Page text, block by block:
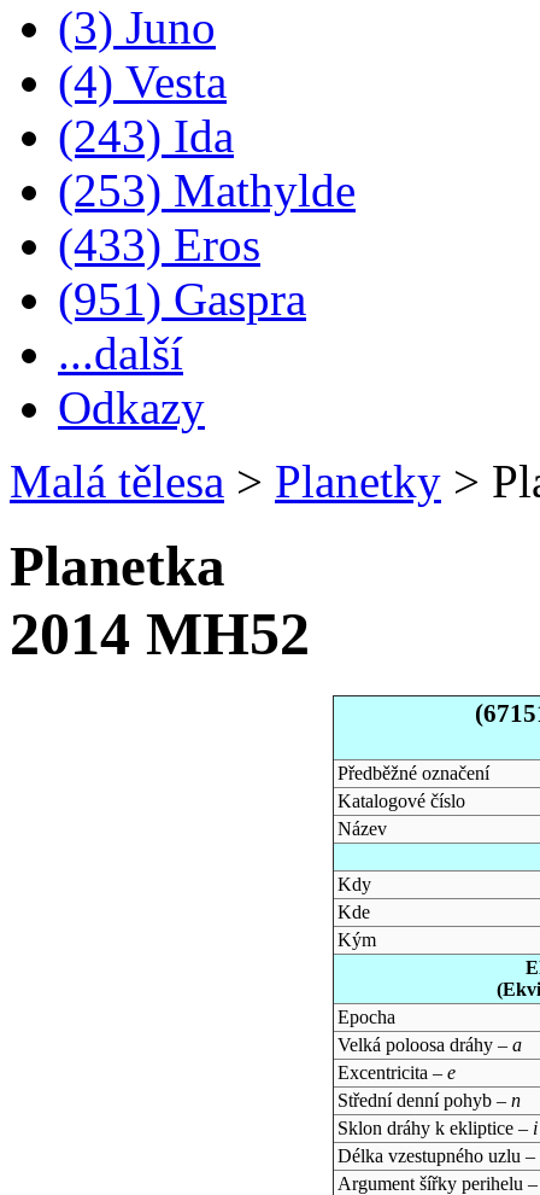
(3) Juno
(4) Vesta
(243) Ida
(253) Mathylde
(433) Eros
(951) Gaspra
...další
Odkazy
Malá tělesa > Planetky >
Planetka
2014 MH52
Předběžné označení
Katalogové číslo
Název
Kdy
Kde
Kým
Epocha
Velká poloosa dráhy – a
Excentricita – e
Střední denní pohyb – n
Sklon dráhy k ekliptice – i
Délka vzestupného uzlu –
Argument šířky perihelu